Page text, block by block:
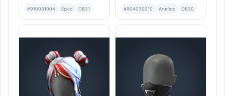
#910031004 Épico OB31 #904030010 Artefato OB30